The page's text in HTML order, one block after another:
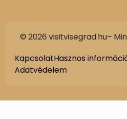
© 2026 visitvisegrad.hu–
KapcsolatHasznos
Adatvédelem